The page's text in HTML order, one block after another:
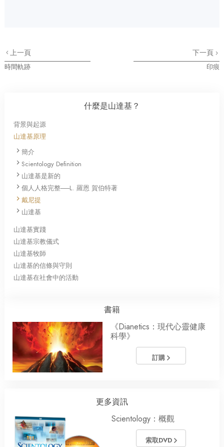
上一頁
時間軌跡
下一頁
印痕
什麼是山達基？
背景與起源
山達基原理
簡介
Scientology Definition
山達基是新的
個人人格完整──L. 羅恩 賀伯特著
戴尼提
山達基
山達基實踐
山達基宗教儀式
山達基牧師
山達基的信條與守則
山達基在社會中的活動
書籍
《Dianetics：現代心靈健康
科學》
訂購
更多資訊
Scientology：概觀
索取DVD